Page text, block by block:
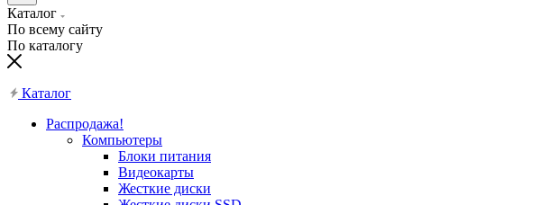
Каталог
По всему сайту
По каталогу
Каталог
Распродажа!
Компьютеры
Блоки питания
Видеокарты
Жесткие диски